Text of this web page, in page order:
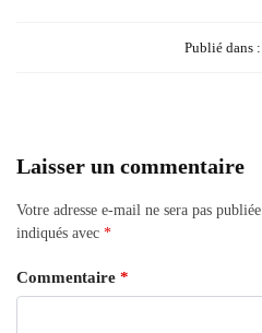
Publié dans :
Laisser un commentaire
Votre adresse e-mail ne sera pas publiée.
indiqués avec *
Commentaire *